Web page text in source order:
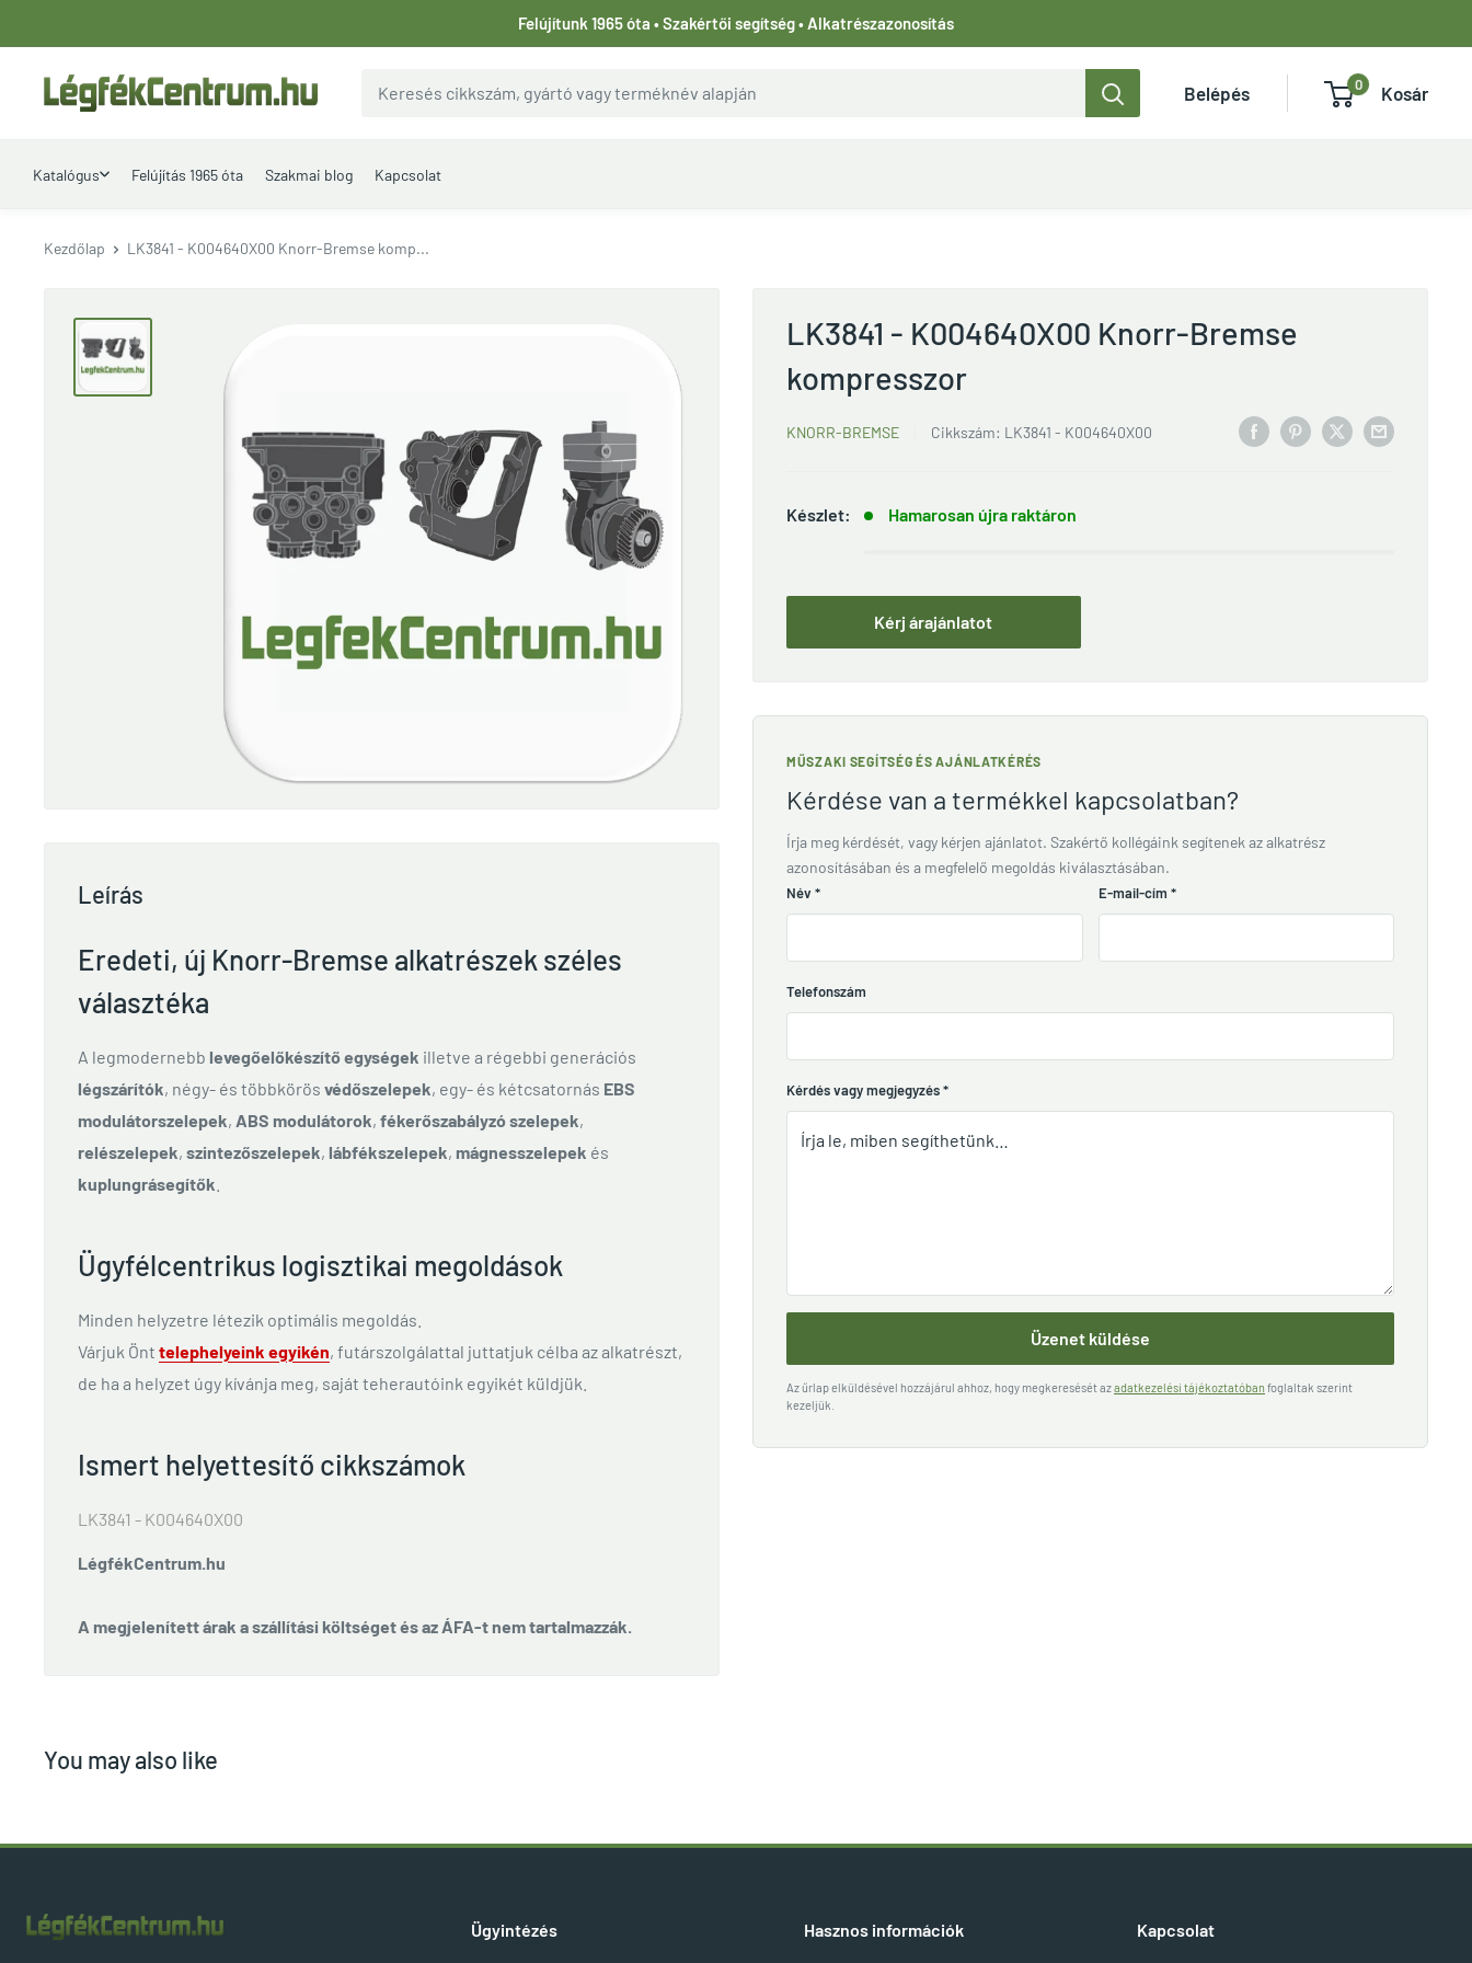
a
tartalomhoz
Felújítunk 1965 óta • Szakértői segítség • Alkatrészazonosítás
LegfekCentrum.hu Belépés 0 Kosár
Katalógus Felújítás 1965 óta Szakmai blog Kapcsolat
Kezdőlap LK3841 - K004640X00 Knorr-Bremse komp...
LK3841 - K004640X00 Knorr-Bremse
kompresszor
KNORR-BREMSE Cikkszám: LK3841 - K004640X00
Készlet: Hamarosan újra raktáron
Kérj árajánlatot
MŰSZAKI SEGÍTSÉG ÉS AJÁNLATKÉRÉS
Kérdése van a termékkel kapcsolatban?
Írja meg kérdését, vagy kérjen ajánlatot. Szakértő kollégáink segítenek az alkatrész
azonosításában és a megfelelő megoldás kiválasztásában.
Név * E-mail-cím *
Telefonszám
Kérdés vagy megjegyzés*
Üzenet küldése
Az űrlap elküldésével hozzájárul ahhoz, hogy megkeresését azadatkezelési tájékoztatóban foglaltak szerint
kezeljük.
Leírás
Eredeti, új Knorr-Bremse alkatrészek széles
választéka
A legmodernebb levegőelőkészítő egységek illetve a régebbi generációs
légszárítók, négy- és többkörös védőszelepek, egy- és kétcsatornás EBS
modulátorszelepek, ABS modulátorok, fékerőszabályzó szelepek,
relészelepek, szintezőszelepek, lábfékszelepek, mágnesszelepek és
kuplungrásegítők
Ügyfélcentrikus logisztikai megoldások
Minden helyzetre létezik optimális megoldás.
Várjuk Önt telephelyeink egyikén, futárszolgálattal juttatjuk célba az alkatrészt,
de ha a helyzet úgy kívánja meg, saját teherautóink egyikét küldjük.
Ismert helyettesítő cikkszámok
LK3841 - K004640X00
LégfékCentrum.hu
A megjelenített árak a szállítási költséget és az ÁFA-t nem tartalmazzák.
You may also like
Ügyintézés Hasznos információk Kapcsolat